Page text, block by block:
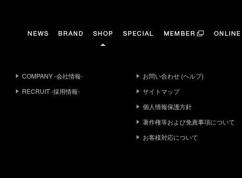
COMPANY -会社情報-
RECRUIT -採用情報-
お問い合わせ (ヘルプ)
サイトマップ
個人情報保護方針
著作権等および免責事項について
お客様対応について